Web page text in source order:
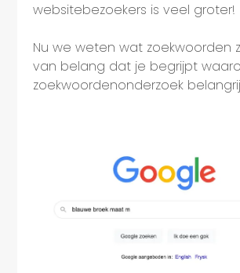
websitebezoekers is veel groter!
Nu we weten wat zoekwoorden
van belang dat je begrijpt
zoekwoordenonderzoek